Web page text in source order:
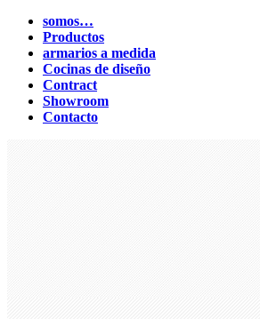
somos…
Productos
armarios a medida
Cocinas de diseño
Contract
Showroom
Contacto